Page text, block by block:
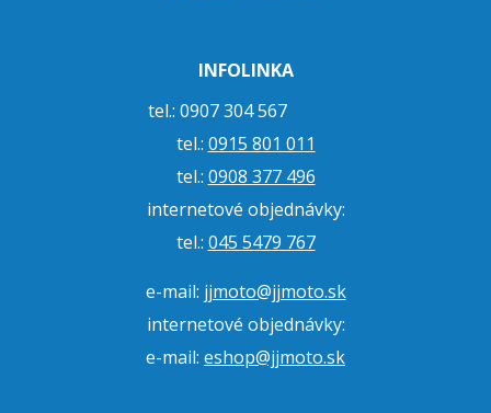
INFOLINKA
tel.: 0907 304 567
tel.: 0915 801 011
tel.: 0908 377 496
internetové objednávky:
tel.: 045 5479 767
e-mail: jjmoto@jjmoto.sk
internetové objednávky:
e-mail: eshop@jjmoto.sk